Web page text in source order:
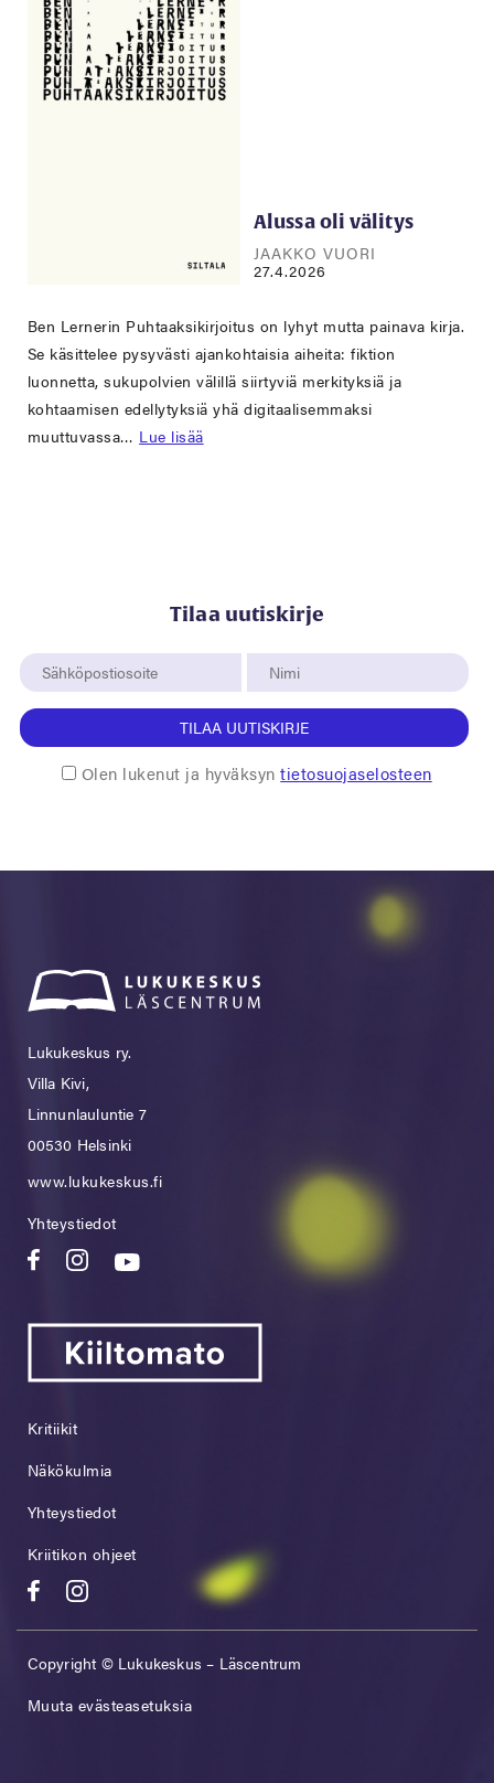
Alussa oli välitys
JAAKKO VUORI
27.4.2026
Ben Lernerin Puhtaaksikirjoitus on lyhyt mutta painava kirja.
Se käsittelee pysyvästi ajankohtaisia aiheita: fiktion
luonnetta, sukupolvien välillä siirtyviä merkityksiä ja
kohtaamisen edellytyksiä yhä digitaalisemmaksi
muuttuvassa… Lue lisää
Tilaa uutiskirje
TILAA UUTISKIRJE
Olen lukenut ja hyväksyntietosuojaselosteen
Lukukeskus ry.
Villa Kivi,
Linnunlauluntie 7
00530 Helsinki
www.lukukeskus.fi
Yhteystiedot
Kritiikit
Näkökulmia
Yhteystiedot
Kriitikon ohjeet
Copyright © Lukukeskus – Läscentrum
Muuta evästeasetuksia